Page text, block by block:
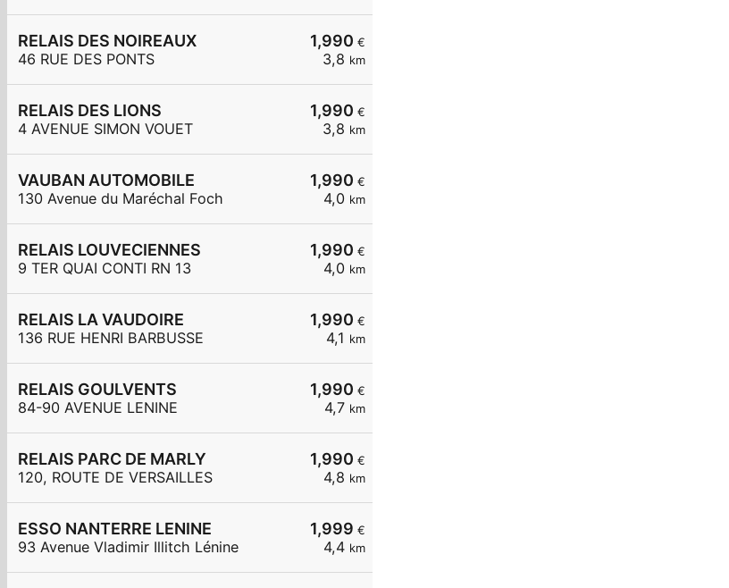
1,990 €
3,8 km
RELAIS DES NOIREAUX
46 RUE DES PONTS
1,990 €
3,8 km
RELAIS DES LIONS
4 AVENUE SIMON VOUET
1,990 €
4,0 km
VAUBAN AUTOMOBILE
130 Avenue du Maréchal Foch
1,990 €
4,0 km
RELAIS LOUVECIENNES
9 TER QUAI CONTI RN 13
1,990 €
4,1 km
RELAIS LA VAUDOIRE
136 RUE HENRI BARBUSSE
1,990 €
4,7 km
RELAIS GOULVENTS
84-90 AVENUE LENINE
1,990 €
4,8 km
RELAIS PARC DE MARLY
120, ROUTE DE VERSAILLES
1,999 €
4,4 km
ESSO NANTERRE LENINE
93 Avenue Vladimir Illitch Lénine